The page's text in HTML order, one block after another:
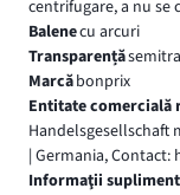
centrifugare, a nu se
Balenecu arcuri
Transparență
Marcăbonprix
Entitate comercială
Handelsgesellschaft
| Germania,
Informaţii